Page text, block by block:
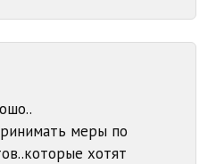
это хорошо..
меры по
хотят